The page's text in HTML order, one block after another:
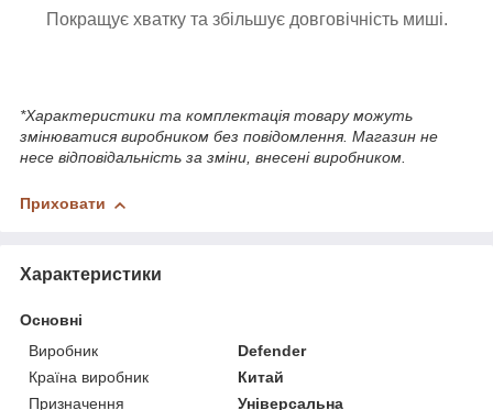
Покращує хватку та збільшує довговічність миші.
*Характеристики та комплектація товару можуть
змінюватися виробником без повідомлення. Магазин не
несе відповідальність за зміни, внесені виробником.
Приховати
Характеристики
Основні
Виробник
Defender
Країна виробник
Китай
Призначення
Універсальна